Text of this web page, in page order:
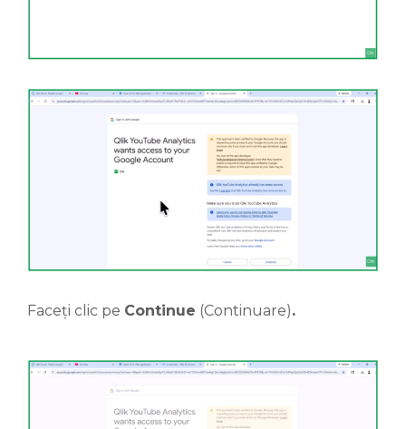
Faceți clic pe Continue (Continuare).